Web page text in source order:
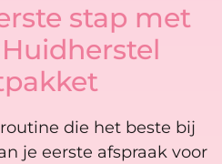
stap met
die het beste bij
je eerste afspraak voor